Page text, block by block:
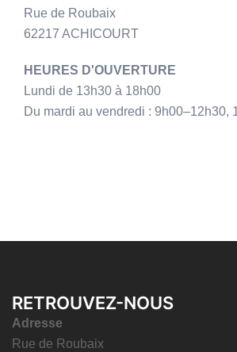
Rue de Roubaix
62217 ACHICOURT
HEURES D'OUVERTURE
Lundi de 13h30 à 18h00
Du mardi au vendredi : 9h00–12h30,
RETROUVEZ-NOUS
Adresse
Rue de Roubaix